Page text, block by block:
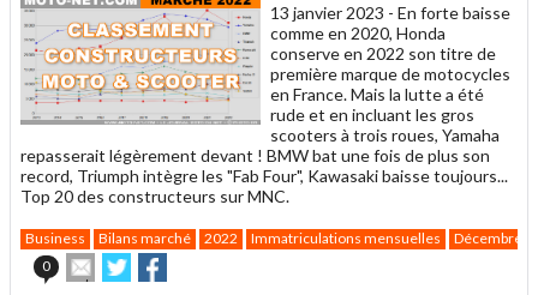
13 janvier 2023 - En forte baisse
comme en 2020, Honda
conserve en 2022 son titre de
première marque de motocycles
en France. Mais la lutte a été
rude et en incluant les gros
scooters à trois roues, Yamaha
repasserait légèrement devant ! BMW bat une fois de plus son
record, Triumph intègre les "Fab Four", Kawasaki baisse toujours...
Top 20 des constructeurs sur MNC.
Business Bilans marché 2022 Immatriculations mensuelles
Décembre
0
Envoyer
cet
Partager
sur sur